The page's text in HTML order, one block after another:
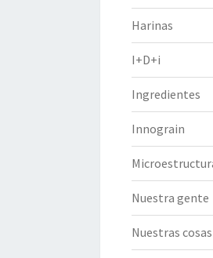
Harinas
I+D+i
Ingredientes
Innograin
Nuestra gente
Nuestras cosas